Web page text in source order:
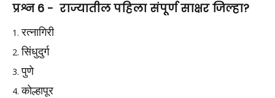
प्रश्न 6 - राज्यातील पहिला संपूर्ण साक्षर जिल्हा?
रत्नागिरी
सिंधुदुर्ग
पुणे
कोल्हापूर